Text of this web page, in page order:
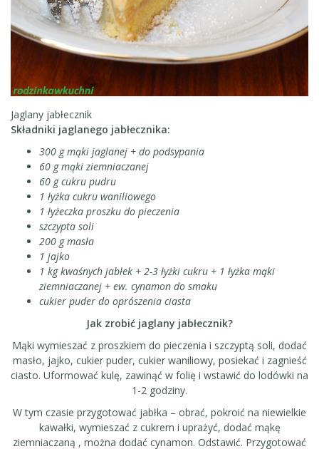
Jaglany jabłecznik
Składniki jaglanego jabłecznika:
300 g mąki jaglanej + do podsypania
60 g mąki ziemniaczanej
60 g cukru pudru
1 łyżka cukru waniliowego
1 łyżeczka proszku do pieczenia
szczypta soli
200 g masła
1 jajko
1 kg kwaśnych jabłek + 2-3 łyżki cukru + 1 łyżka mąki
ziemniaczanej + ew. cynamon do smaku
cukier puder do oprószenia ciasta
Jak zrobić jaglany jabłecznik?
Mąki wymieszać z proszkiem do pieczenia i szczyptą soli, dodać
masło, jajko, cukier puder, cukier waniliowy, posiekać i zagnieść
ciasto. Uformować kulę, zawinąć w folię i wstawić do lodówki na
1-2 godziny.
W tym czasie przygotować jabłka – obrać, pokroić na niewielkie
kawałki, wymieszać z cukrem i uprażyć, dodać mąkę
ziemniaczaną , można dodać cynamon. Odstawić. Przygotować